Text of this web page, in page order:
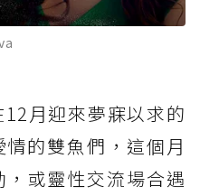
月迎來夢寐以求的
的雙魚們，這個月
或靈性交流場合遇